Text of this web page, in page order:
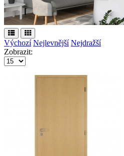
Výchozí Nejlevnější Nejdražší
Zobrazit: